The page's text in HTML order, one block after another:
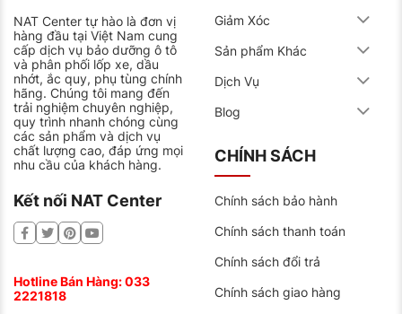
NAT Center tự hào là đơn vị
hàng đầu tại Việt Nam cung
cấp dịch vụ bảo dưỡng ô tô
và phân phối lốp xe, dầu
nhớt, ắc quy, phụ tùng chính
hãng. Chúng tôi mang đến
trải nghiệm chuyên nghiệp,
quy trình nhanh chóng cùng
các sản phẩm và dịch vụ
chất lượng cao, đáp ứng mọi
nhu cầu của khách hàng.
Kết nối NAT Center
Hotline Bán Hàng:033
2221818
Giảm Xóc
Sản phẩm Khác
Dịch Vụ
Blog
CHÍNH SÁCH
Chính sách bảo hành
Chính sách thanh toán
Chính sách đổi trả
Chính sách giao hàng